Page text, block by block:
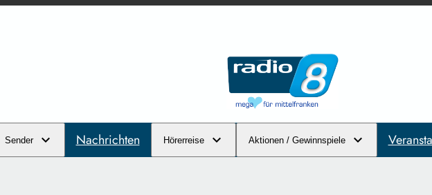
Sender Nachrichten Hörerreise Aktionen / Gewinnspiele